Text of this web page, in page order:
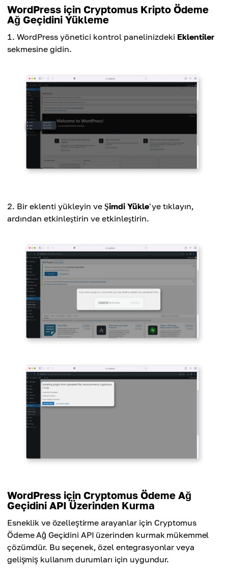
WordPress için Cryptomus Kripto Ödeme
Ağ Geçidini Yükleme
WordPress yönetici kontrol panelinizdeki Eklentiler
sekmesine gidin.
Bir eklenti yükleyin ve Şimdi Yükle'ye tıklayın,
ardından etkinleştirin ve etkinleştirin.
WordPress için Cryptomus Ödeme Ağ
Geçidini API Üzerinden Kurma
Esneklik ve özelleştirme arayanlar için Cryptomus
Ödeme Ağ Geçidini API üzerinden kurmak mükemmel
çözümdür. Bu seçenek, özel entegrasyonlar veya
gelişmiş kullanım durumları için uygundur.